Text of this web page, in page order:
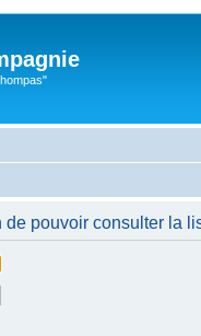
pouvoir consulter la